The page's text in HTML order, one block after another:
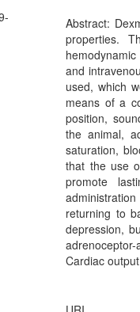
Abstract:
properties.
and
used, which
means of a
position,
the animal,
saturation,
that the use
promote
returning to
depression,
Cardiac